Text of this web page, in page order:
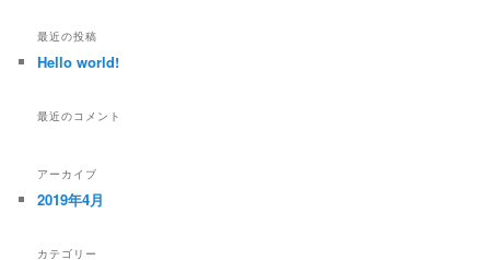
最近の投稿
Hello world!
最近のコメント
アーカイブ
2019年4月
カテゴリー